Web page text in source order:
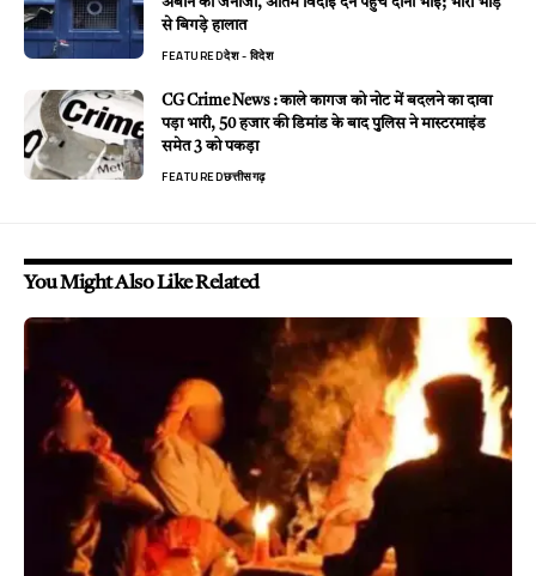
से बिगड़े हालात
FEATUREDदेश - विदेश
CG Crime News : काले कागज को नोट में बदलने का दावा
पड़ा भारी, 50 हजार की डिमांड के बाद पुलिस ने मास्टरमाइंड
समेत 3 को पकड़ा
FEATUREDछत्तीसगढ़
You Might Also Like Related